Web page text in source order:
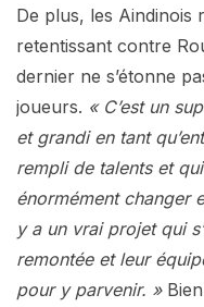
De plus, les Aindinois
retentissant contre
dernier ne s’étonne
joueurs. « C’est un
et grandi en tant
rempli de talents et
énormément changer
y a un vrai projet qui
remontée et leur
pour y parvenir. »